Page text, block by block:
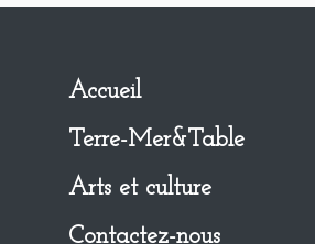
Accueil
Terre-Mer&Table
Arts et culture
Contactez-nous